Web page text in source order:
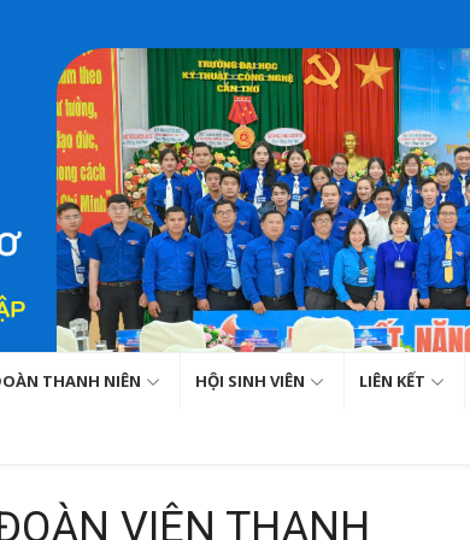
THANH NIÊN HỘI SINH VIÊN LIÊN KẾT
VIÊN THANH